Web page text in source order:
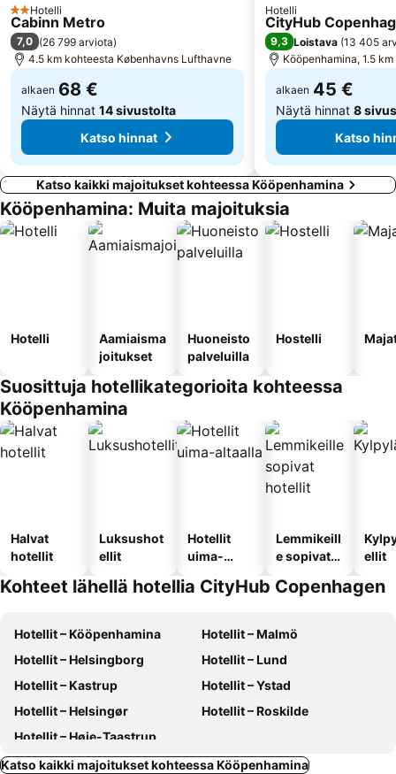
Copenhagen Zoo
Københavns Bymuseum
Valbyparken
Den lille Havfrue
Brøndby Stadion
Fredensborg slot
2 Tähtiluokitus
Hotelli
Cabinn Metro
7,0 (26 799 arviota)
4.5 km kohteesta Københavns Lufthavne
alkaen 68 €
Näytä hinnat 14 sivustolta
Katso hinnat
Hotelli
CityHub
9,3 Loistava (13 405
Kööpenhamina, 1.5
alkaen 45 €
Näytä hinnat 8
Katso
Katso kaikki majoitukset kohteessa Kööpenhamina
Kööpenhamina: Muita majoituksia
Hotelli
Aamiaisma
joitukset
Huoneisto
palveluilla
Hostelli
Suosittuja hotellikategorioita kohteessa
Kööpenhamina
Halvat
hotellit
Luksushot
ellit
Hotellit
uima-
Lemmikeill
e sopivat
ellit
Kohteet lähellä hotellia CityHub Copenhagen
Hotellit – Kööpenhamina
Hotellit – Malmö
Hotellit – Helsingborg
Hotellit – Lund
Hotellit – Kastrup
Hotellit – Ystad
Hotellit – Helsingør
Hotellit – Roskilde
Hotellit – Høje-Taastrup
Katso kaikki majoitukset kohteessa Kööpenhamina